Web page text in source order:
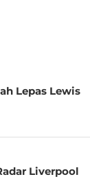
Lepas Lewis
Liverpool